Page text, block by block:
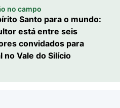
no campo
Santo para o mundo:
está entre seis
convidados para
no Vale do Silício